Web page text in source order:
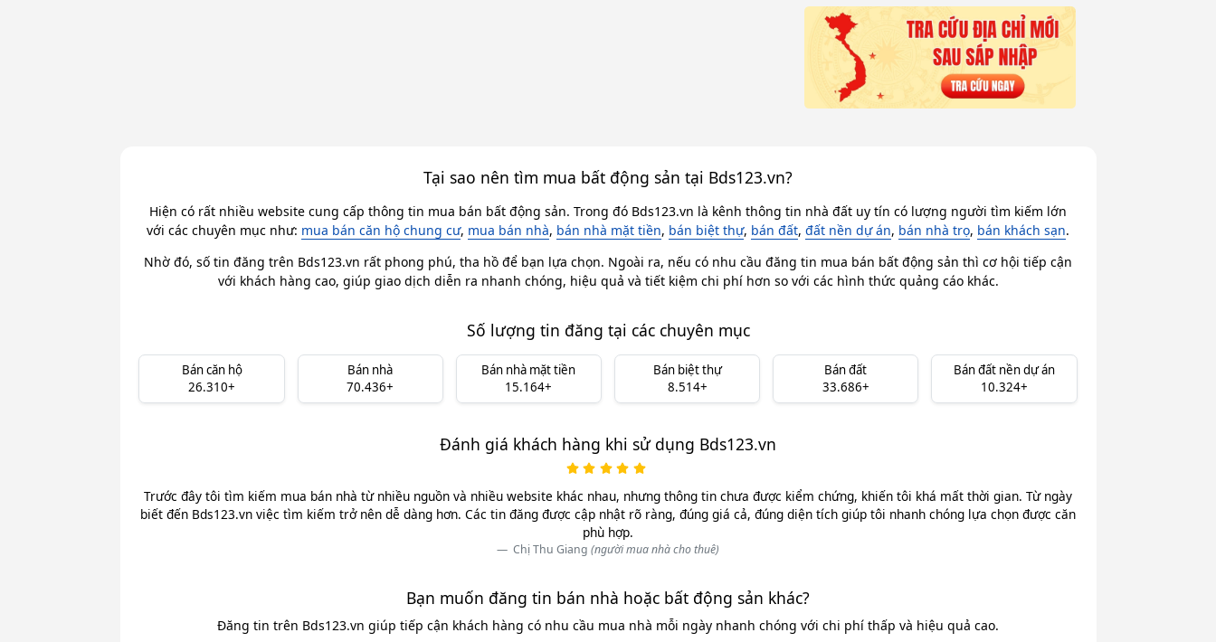
Tại sao nên tìm mua bất động sản tại Bds123.vn?
Hiện có rất nhiều website cung cấp thông tin mua bán bất động sản. Trong đó Bds123.vn là kênh thông tin nhà đất uy tín có lượng người tìm kiếm lớn
với các chuyên mục như: mua bán căn hộ chung cư, mua bán nhà, bán nhà mặt tiền, bán biệt thự, bán đất, đất nền dự án, bán nhà trọ, bán khách sạn.
Nhờ đó, số tin đăng trên Bds123.vn rất phong phú, tha hồ để bạn lựa chọn. Ngoài ra, nếu có nhu cầu đăng tin mua bán bất động sản thì cơ hội tiếp cận
với khách hàng cao, giúp giao dịch diễn ra nhanh chóng, hiệu quả và tiết kiệm chi phí hơn so với các hình thức quảng cáo khác.
Số lượng tin đăng tại các chuyên mục
Bán căn hộ
26.310+
Bán nhà
70.436+
Bán nhà mặt tiền
15.164+
Bán biệt thự
8.514+
Bán đất
33.686+
Bán đất nền dự án
10.324+
Đánh giá khách hàng khi sử dụng Bds123.vn
Trước đây tôi tìm kiếm mua bán nhà từ nhiều nguồn và nhiều website khác nhau, nhưng thông tin chưa được kiểm chứng, khiến tôi khá mất thời gian. Từ ngày
biết đến Bds123.vn việc tìm kiếm trở nên dễ dàng hơn. Các tin đăng được cập nhật rõ ràng, đúng giá cả, đúng diện tích giúp tôi nhanh chóng lựa chọn được căn
phù hợp.
Chị Thu Giang (người mua nhà cho thuê)
Bạn muốn đăng tin bán nhà hoặc bất động sản khác?
Đăng tin trên Bds123.vn giúp tiếp cận khách hàng có nhu cầu mua nhà mỗi ngày nhanh chóng với chi phí thấp và hiệu quả cao.